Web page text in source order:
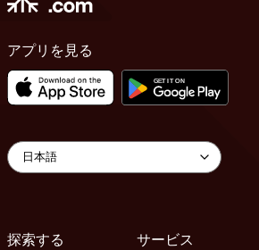
アプリを見る
探索する
サービス